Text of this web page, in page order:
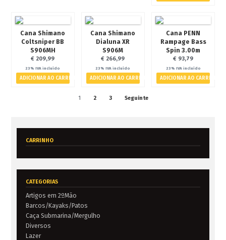
Cana Shimano
Coltsniper BB
S906MH
€ 209,99
23% IVA incluído
ADICIONAR AO CARRINHO
Cana Shimano
Dialuna XR
S906M
€ 266,99
23% IVA incluído
ADICIONAR AO CARRINHO
Cana PENN
Rampage Bass
Spin 3.00m
€ 93,79
23% IVA incluído
ADICIONAR AO CARRINHO
1 2 3 Seguinte
CARRINHO
CATEGORIAS
Artigos em 2ºMão
Barcos/Kayaks/Patos
Caça Submarina/Mergulho
Diversos
Lazer